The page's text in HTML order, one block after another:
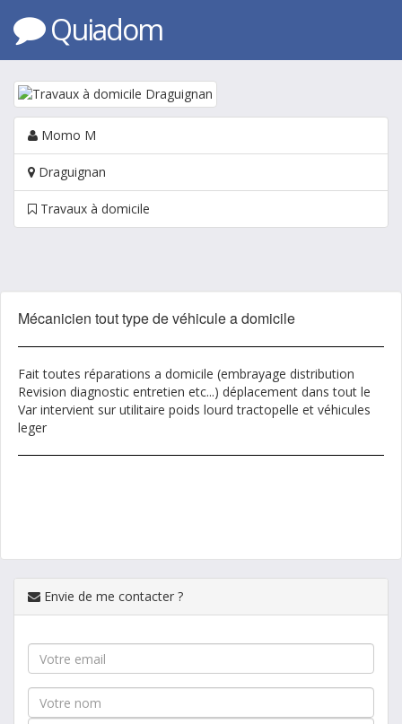
Quiadom
Momo M
Draguignan
Travaux à domicile
Mécanicien tout type de véhicule a domicile
Fait toutes réparations a domicile (embrayage distribution
Revision diagnostic entretien etc...) déplacement dans tout le
Var intervient sur utilitaire poids lourd tractopelle et véhicules
leger
Envie de me contacter ?